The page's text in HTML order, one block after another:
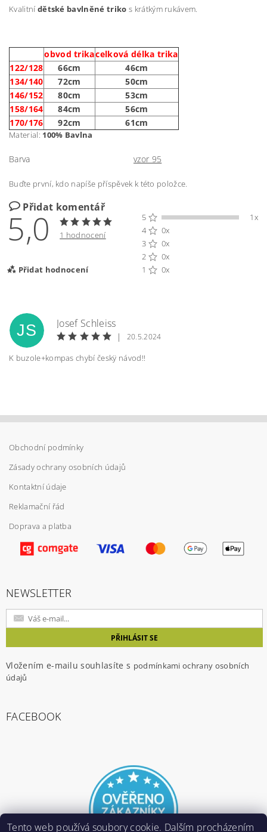
Kvalitní dětské bavlněné triko s krátkým rukávem.
obvod trikacelková délka trika
122/128
66cm
46cm
134/140
72cm
50cm
146/152
80cm
53cm
158/164
84cm
56cm
170/176
92cm 61cm
Material: 100% Bavlna
Barva vzor 95
Buďte první, kdo napíše příspěvek k této položce.
Přidat komentář
5,0 1 hodnocení
Přidat hodnocení
5
1x
4
0x
3
0x
2
0x
1
0x
Vložením hodnocení souhlasíte s
ochrany osobních údajů
JS
Josef Schleiss
|
20.5.2024
K buzole+kompas chybí českÿ návod!!
Obchodní podmínky
Zásady ochrany osobních údajů
Kontaktní údaje
Reklamační řád
Doprava a platba
NEWSLETTER
Vložením e-mailu souhlasíte s podmínkami ochrany osobních
údajů
FACEBOOK
Tento web používá soubory cookie. Dalším procházením